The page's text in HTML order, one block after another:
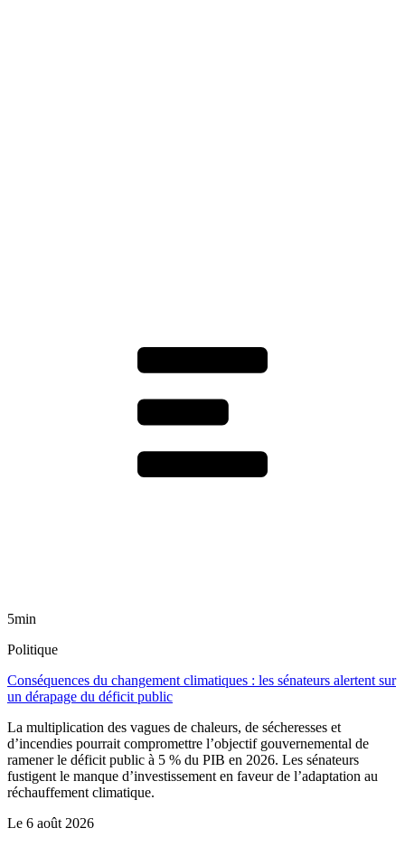
5min
Politique
Conséquences du changement climatiques : les sénateurs alertent sur
un dérapage du déficit public
La multiplication des vagues de chaleurs, de sécheresses et
d’incendies pourrait compromettre l’objectif gouvernemental de
ramener le déficit public à 5 % du PIB en 2026. Les sénateurs
fustigent le manque d’investissement en faveur de l’adaptation au
réchauffement climatique.
Le 6 août 2026